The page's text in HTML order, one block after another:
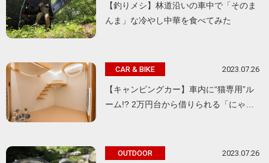
【釣りメシ】林道沿いの車中で「そのま
んま」な冷やし中華を食べてみた
CAR & BIKE 2023.07.26
【キャンピングカー】車内に“猫専用”ル
ーム!? 2万円台から借りられる「にゃ…
OUTDOOR 2023.07.26